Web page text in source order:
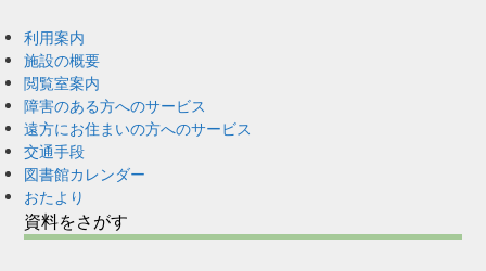
利用案内
施設の概要
閲覧室案内
障害のある方へのサービス
遠方にお住まいの方へのサービス
交通手段
図書館カレンダー
おたより
資料をさがす